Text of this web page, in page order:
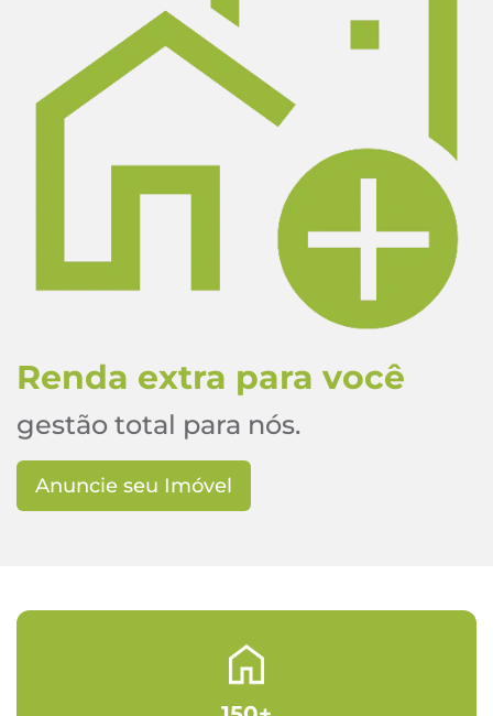
Renda extra para você
gestão total para nós.
Anuncie seu Imóvel